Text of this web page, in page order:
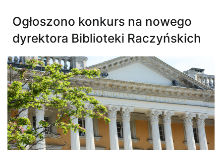
Ogłoszono konkurs na nowego
dyrektora Biblioteki Raczyńskich